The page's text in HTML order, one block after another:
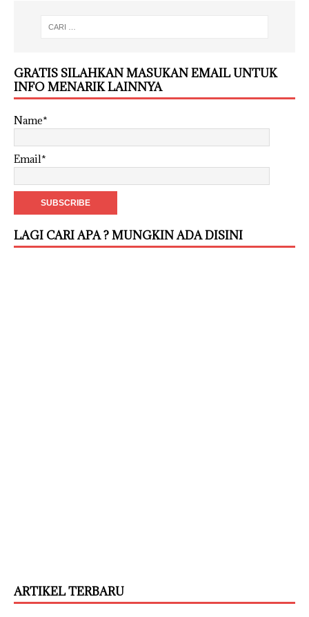
GRATIS SILAHKAN MASUKAN EMAIL UNTUK
INFO MENARIK LAINNYA
Name*
Email*
LAGI CARI APA ? MUNGKIN ADA DISINI
ARTIKEL TERBARU